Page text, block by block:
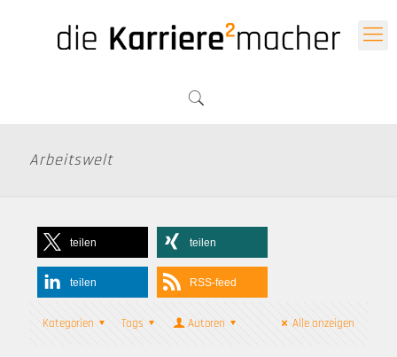
Arbeitswelt
teilen teilen
teilen RSS-feed
Kategorien Tags Autoren Alle anzeigen